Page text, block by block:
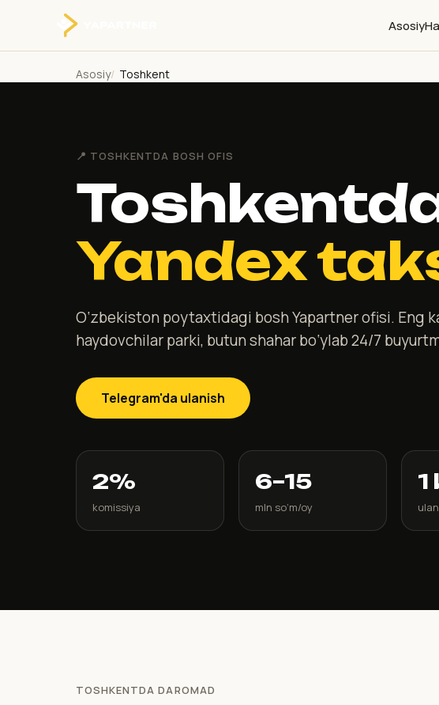
Asosiy
Asosiy Toshkent
📍 TOSHKENTDA BOSH OFIS
Yandex
O‘zbekiston poytaxtidagi bosh Yapartner ofisi. Eng
haydovchilar parki, butun shahar bo‘ylab 24/7
Telegram'da ulanish
2%
komissiya
6–15
mln so‘m/oy
1
TOSHKENTDA DAROMAD